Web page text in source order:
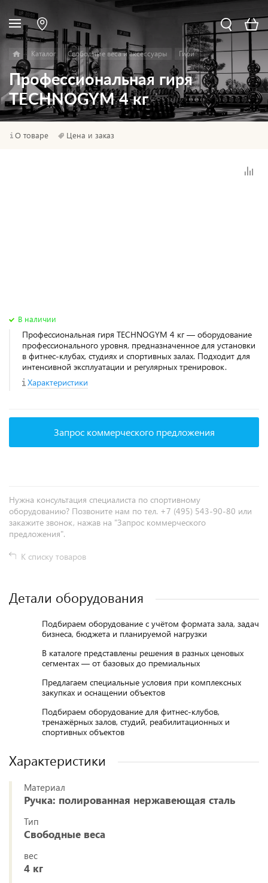
Каталог Свободные веса и аксессуары Гири
Профессиональная гиря
TECHNOGYM 4 кг
О товаре Цена и заказ
В наличии
Профессиональная гиря TECHNOGYM 4 кг — оборудование
профессионального уровня, предназначенное для установки
в фитнес‑клубах, студиях и спортивных залах. Подходит для
интенсивной эксплуатации и регулярных тренировок.
Характеристики
Запрос коммерческого предложения
Нужна консультация специалиста по спортивному
оборудованию? Позвоните нам по тел. +7 (495) 543-90-80 или
закажите звонок, нажав на "Запрос коммерческого
предложения".
К списку товаров
Детали оборудования
Подбираем оборудование с учётом формата зала, задач
бизнеса, бюджета и планируемой нагрузки
В каталоге представлены решения в разных ценовых
сегментах — от базовых до премиальных
Предлагаем специальные условия при комплексных
закупках и оснащении объектов
Подбираем оборудование для фитнес-клубов,
тренажёрных залов, студий, реабилитационных и
спортивных объектов
Характеристики
Материал
Ручка: полированная нержавеющая сталь
Тип
Свободные веса
вес
4 кг